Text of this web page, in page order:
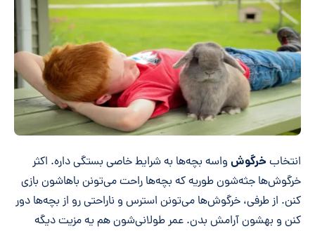
انتخاب خرگوش واسه بچه‌ها به شرایط خاصی بستگی داره. اکثر
خرگوش‌ها جثه‌شون طوریه که بچه‌ها راحت می‌تونن باهاشون بازی
کنن. از طرفی، خرگوش‌ها می‌تونن استرس و ناراحتی رو از بچه‌ها دور
کنن و بهشون آرامش بدن. عمر طولانی‌شون هم یه مزیت دیگه